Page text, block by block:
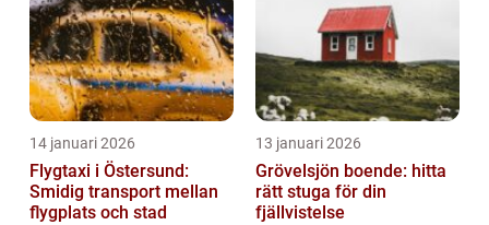
14 januari 2026
Flygtaxi i Östersund:
Smidig transport mellan
flygplats och stad
13 januari 2026
Grövelsjön boende: hitta
rätt stuga för din
fjällvistelse